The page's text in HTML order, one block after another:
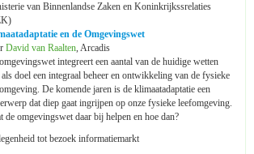
van Binnenlandse Zaken en Koninkrijkssrelaties
en de Omgevingswet
David van Raalten, Arcadis
integreert een aantal van de huidige wetten
als doel een integraal beheer en ontwikkeling van de fysieke
De komende jaren is de klimaatadaptatie een
dat diep gaat ingrijpen op onze fysieke leefomgeving.
de omgevingswet daar bij helpen en hoe dan?
tot bezoek informatiemarkt